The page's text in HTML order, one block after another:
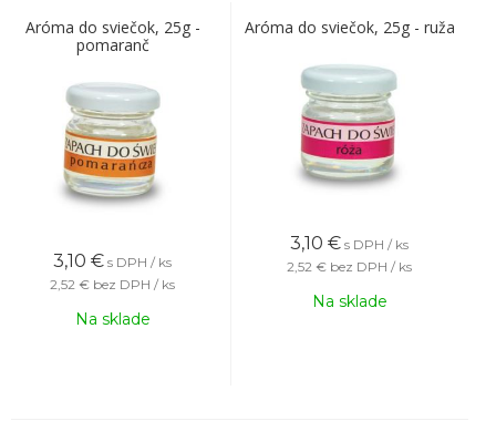
Aróma do sviečok, 25g -
pomaranč
3,10 € s DPH / ks
2,52 € bez DPH / ks
Na sklade
Aróma do sviečok, 25g - ruža
3,10 € s DPH / ks
2,52 € bez DPH / ks
Na sklade